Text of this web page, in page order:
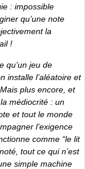
: impossible
qu’une note
la
!
qu’un jeu de
installe l’aléatoire et
plus encore, et
médiocrité : un
et tout le monde
l’exigence
comme “le lit
tout ce qui n’est
simple machine